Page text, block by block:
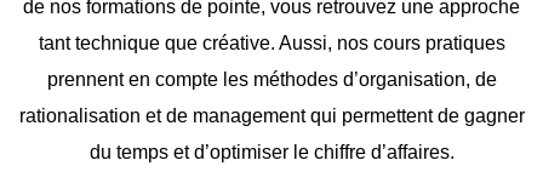
de nos formations de pointe, vous retrouvez une approche
tant technique que créative. Aussi, nos cours pratiques
prennent en compte les méthodes d’organisation, de
rationalisation et de management qui permettent de gagner
du temps et d’optimiser le chiffre d’affaires.